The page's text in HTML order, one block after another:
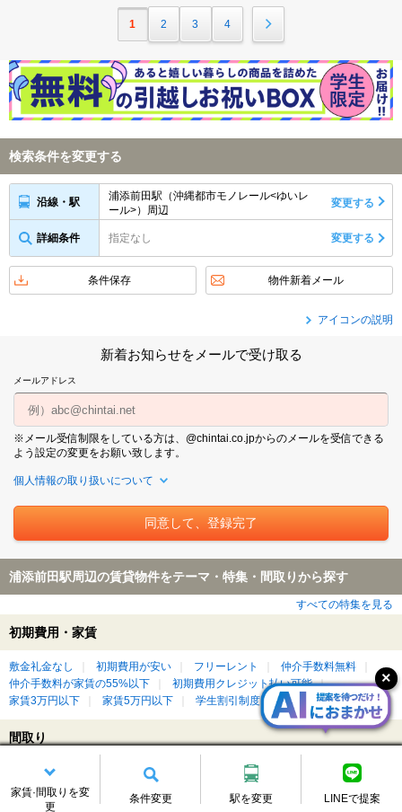
1 2 3 4
家賃·間取りを変
更
条件変更 駅を変更 LINEで提案
検索条件を変更する
沿線・駅
浦添前田駅（沖縄都市モノレール<ゆいレ
ール>）周辺
変更する
詳細条件 指定なし 変更する
条件保存 物件新着メール
アイコンの説明
新着お知らせをメールで受け取る
メールアドレス
※メール受信制限をしている方は、@chintai.co.jpからのメールを受信できる
よう設定の変更をお願い致します。
個人情報の取り扱いについて
浦添前田駅周辺の賃貸物件をテーマ・特集・間取りから探す
すべての特集を見る
初期費用・家賃
敷金礼金なし 初期費用が安い フリーレント
仲介手数料無料
仲介手数料が家賃の55%以下
初期費用クレジット払い可能
家賃3万円以下
家賃5万円以下 学生割引制度（学割）対象
間取り
1R/ワンルーム 1DK 2K/2DK 3LDK
設備・こだわり